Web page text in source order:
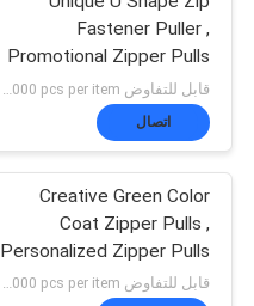
Fastener Puller ,
Promotional Zipper Pulls
With String
اتصال
Creative Green Color
Coat Zipper Pulls ,
Personalized Zipper Pulls
For Jackets
قابل للتفاوض MOQ:negotiation，500/1000 pcs per item